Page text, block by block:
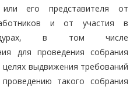
или его представителя от
и от участия в
в том числе
для проведения собрания
выдвижения требований
такого собрания